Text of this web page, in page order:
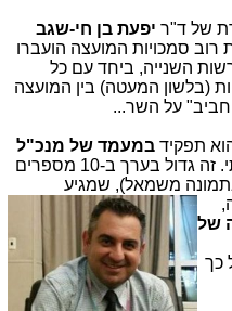
של ד"ר יפעת בן חי-שגב
סמכויות המועצה הועברו
השנייה, ביחד עם כל
(בלשון המעטה) בין המועצה
תפקיד במעמד של מנכ"ל
בערך ב-10 מספרים
משמאל), שמגיע
של
כך